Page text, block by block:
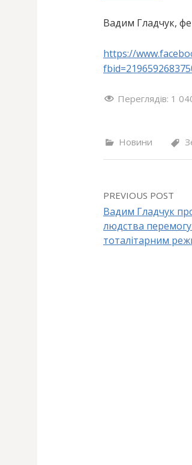
Вадим Гладчук,
https://
Переглядів: 1
Новини
P
PREVIOUS POST
Вадим Гладчук
людства
тоталітарним